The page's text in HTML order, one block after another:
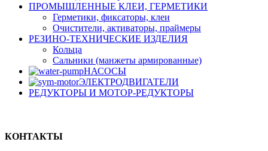
ПРОМЫШЛЕННЫЕ КЛЕИ, ГЕРМЕТИКИ
Герметики, фиксаторы, клеи
Очистители, активаторы, праймеры
РЕЗИНО-ТЕХНИЧЕСКИЕ ИЗДЕЛИЯ
Кольца
Сальники (манжеты армированные)
НАСОСЫ
ЭЛЕКТРОДВИГАТЕЛИ
РЕДУКТОРЫ И МОТОР-РЕДУКТОРЫ
КОНТАКТЫ